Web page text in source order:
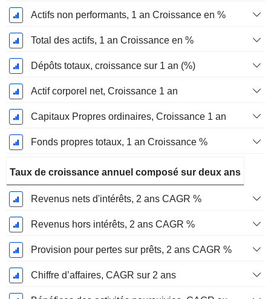
Actifs non performants, 1 an Croissance en %
Total des actifs, 1 an Croissance en %
Dépôts totaux, croissance sur 1 an (%)
Actif corporel net, Croissance 1 an
Capitaux Propres ordinaires, Croissance 1 an
Fonds propres totaux, 1 an Croissance %
Taux de croissance annuel composé sur deux ans
Revenus nets d'intérêts, 2 ans CAGR %
Revenus hors intérêts, 2 ans CAGR %
Provision pour pertes sur prêts, 2 ans CAGR %
Chiffre d’affaires, CAGR sur 2 ans